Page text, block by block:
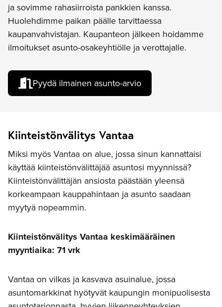
ja sovimme rahasiirroista pankkien kanssa.
Huolehdimme paikan päälle tarvittaessa
kaupanvahvistajan. Kaupanteon jälkeen hoidamme
ilmoitukset asunto-osakeyhtiölle ja verottajalle.
Pyydä ilmainen asunto-arvio
Kiinteistönvälitys Vantaa
Miksi myös Vantaa on alue, jossa sinun kannattaisi
käyttää kiinteistönvälittäjää asuntosi myynnissä?
Kiinteistönvälittäjän ansiosta päästään yleensä
korkeampaan kauppahintaan ja asunto saadaan
myytyä nopeammin.
Kiinteistönvälitys Vantaa keskimääräinen
myyntiaika: 71 vrk
Vantaa on vilkas ja kasvava asuinalue, jossa
asuntomarkkinat hyötyvät kaupungin monipuolisesta